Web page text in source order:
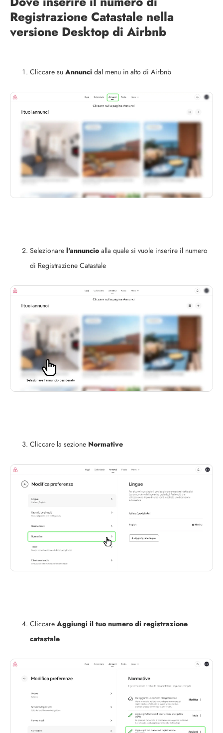
Registrazione Catastale nella
versione Desktop di Airbnb
Cliccare su Annunci dal menu in alto di Airbnb
Selezionare l'annuncio alla quale si vuole inserire il numero
di Registrazione Catastale
Cliccare la sezione Normative
Cliccare Aggiungi il tuo numero di registrazione
catastale